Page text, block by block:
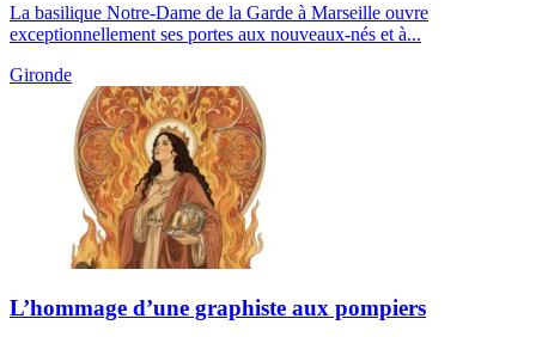
La basilique Notre-Dame de la Garde à Marseille ouvre
exceptionnellement ses portes aux nouveaux-nés et à...
Gironde
L’hommage d’une graphiste aux pompiers